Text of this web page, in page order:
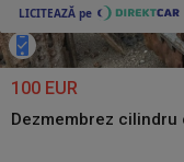
100 EUR
Dezmembrez cilindru